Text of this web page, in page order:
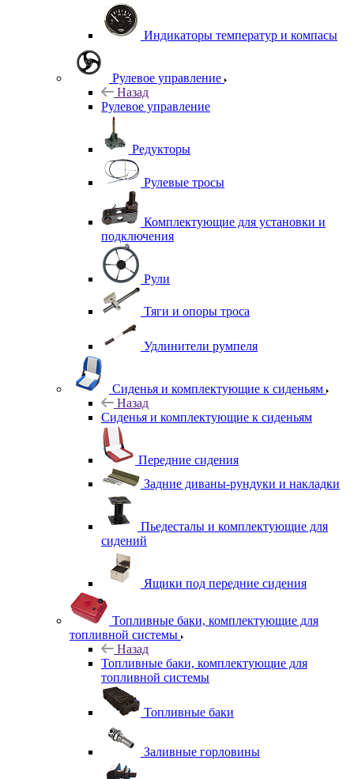
Индикаторы температур и компасы
Рулевое управление
Назад
Рулевое управление
Редукторы
Рулевые тросы
Комплектующие для установки и
подключения
Рули
Тяги и опоры троса
Удлинители румпеля
Сиденья и комплектующие к сиденьям
Назад
Сиденья и комплектующие к сиденьям
Передние сидения
Задние диваны-рундуки и накладки
Пьедесталы и комплектующие для
сидений
Ящики под передние сидения
Топливные баки, комплектующие для
топливной системы
Назад
Топливные баки, комплектующие для
топливной системы
Топливные баки
Заливные горловины